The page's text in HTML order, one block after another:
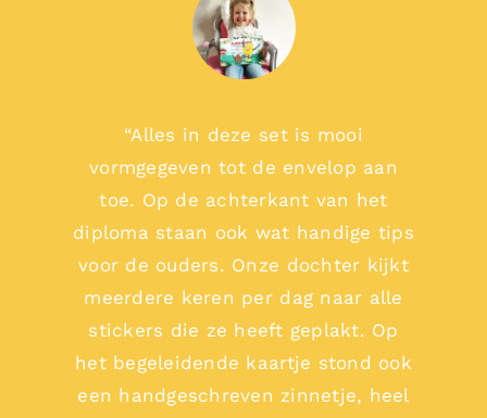
“Alles in deze set is mooi
vormgegeven tot de envelop aan
toe. Op de achterkant van het
diploma staan ook wat handige tips
voor de ouders. Onze dochter kijkt
meerdere keren per dag naar alle
stickers die ze heeft geplakt. Op
het begeleidende kaartje stond ook
een handgeschreven zinnetje, heel